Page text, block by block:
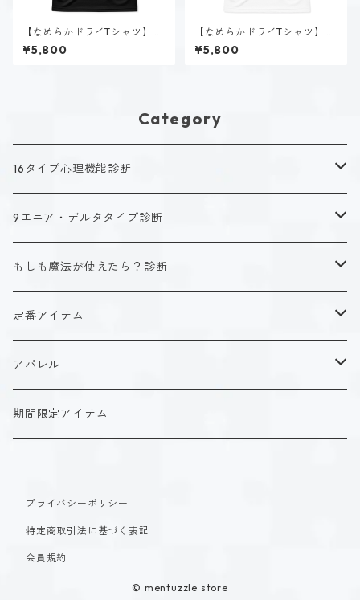
【なめらかドライTシャツ】神
道 いのり（INFJ）｜ブラック
¥5,800
【なめらかドライTシャツ】神
道 いのり（INFJ）｜ホワイト
¥5,800
Category
16タイプ心理機能診断
キャラクタータイプ
ISTJ（新田 理央）
ISFJ（花園 明日香）
INFP（夜月 夢乃）
定番アイテム
アクリルストラップ
アクリルスタンド
9エニア・デルタタイプ診断
キャラクタータイプ
タイプ１-正す人
タイプ２-助ける人
ホーリーデザイン
ダークデザイン
定番アイテム
アクリルスタンド
マグカップ
もしも魔法が使えたら？診断
魔法スタイル
生命魔法~Vitality~
自然魔法~Elemental~
創造魔法~Genesis~
αシリーズ
βシリーズ
アクリルストラップ
アクリルスタンド
定番アイテム
アクリルストラップ
アクリルスタンド
アパレル
Tシャツ
パーカー
期間限定アイテム
プライバシーポリシー
特定商取引法に基づく表記
会員規約
© mentuzzle store